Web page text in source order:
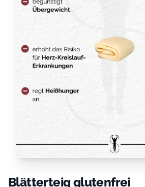
Blätterteig glutenfrei